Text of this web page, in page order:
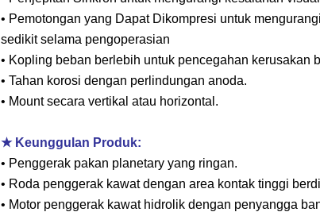
• Pemotongan yang Dapat Dikompresi untuk
sedikit selama pengoperasian
• Kopling beban berlebih untuk pencegahan kerusakan
• Tahan korosi dengan perlindungan anoda.
• Mount secara vertikal atau horizontal.
★ Keunggulan Produk:
• Penggerak pakan planetary yang ringan.
• Roda penggerak kawat dengan area kontak tinggi
• Motor penggerak kawat hidrolik dengan penyangga